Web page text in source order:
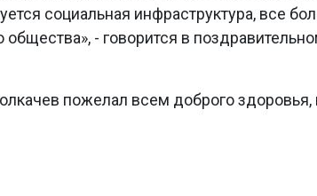
социальная инфраструктура, все
общества», - говорится в
пожелал всем доброго